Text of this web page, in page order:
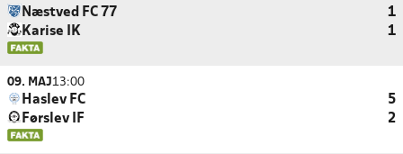
Næstved FC 77
1
Karise IK
1
09. MAJ13:00
Haslev FC
5
Førslev IF
2